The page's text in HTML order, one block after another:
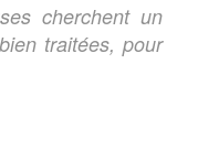
cherchent un
traitées, pour